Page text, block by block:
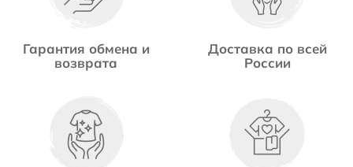
Гарантия обмена и
возврата
Доставка по всей
России